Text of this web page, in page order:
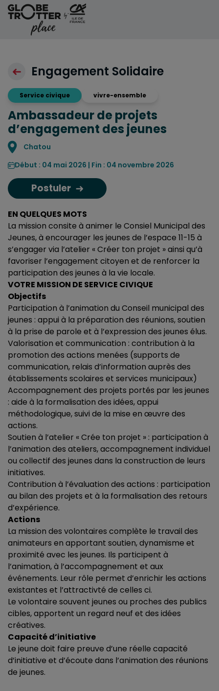
Aller au contenu
Engagement Solidaire
Service civique vivre-ensemble
Ambassadeur de projets
d’engagement des jeunes
Localisation
Chatou
Début : 04 mai 2026 | Fin : 04 novembre 2026
Postuler
EN QUELQUES MOTS
La mission consite à animer le Consiel Municipal des
Jeunes, à encourager les jeunes de l’espace 11-15 à
s’engager via l’atelier « Créer ton projet » ainsi qu’à
favoriser l’engagement citoyen et de renforcer la
participation des jeunes à la vie locale.
VOTRE MISSION DE SERVICE CIVIQUE
Objectifs
Participation à l’animation du Conseil municipal des
jeunes : appui à la préparation des réunions, soutien
à la prise de parole et à l’expression des jeunes élus.
Valorisation et communication : contribution à la
promotion des actions menées (supports de
communication, relais d’information auprès des
établissements scolaires et services municipaux)
Accompagnement des projets portés par les jeunes
: aide à la formalisation des idées, appui
méthodologique, suivi de la mise en œuvre des
actions.
Soutien à l’atelier « Crée ton projet » : participation à
l’animation des ateliers, accompagnement individuel
ou collectif des jeunes dans la construction de leurs
initiatives.
Contribution à l’évaluation des actions : participation
au bilan des projets et à la formalisation des retours
d’expérience.
Actions
La mission des volontaires complète le travail des
animateurs en apportant soutien, dynamisme et
proximité avec les jeunes. Ils participent à
l’animation, à l’accompagnement et aux
événements. Leur rôle permet d’enrichir les actions
existantes et l’attractivté de celles ci.
Le volontaire souvent jeunes ou proches des publics
cibles, apportent un regard neuf et des idées
créatives.
Capacité d’initiative
Le jeune doit faire preuve d’une réelle capacité
d’initiative et d’écoute dans l’animation des réunions
de jeunes.